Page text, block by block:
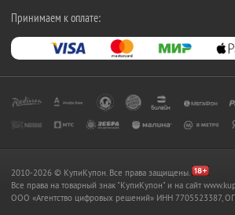
Принимаем к оплате:
2010-2026 © КупиКупон. Все права защищены.
Все права на товарный знак "КупиКупон" и на сайт
OOO «Агентство цифровых решений» ИНН 7705523387,